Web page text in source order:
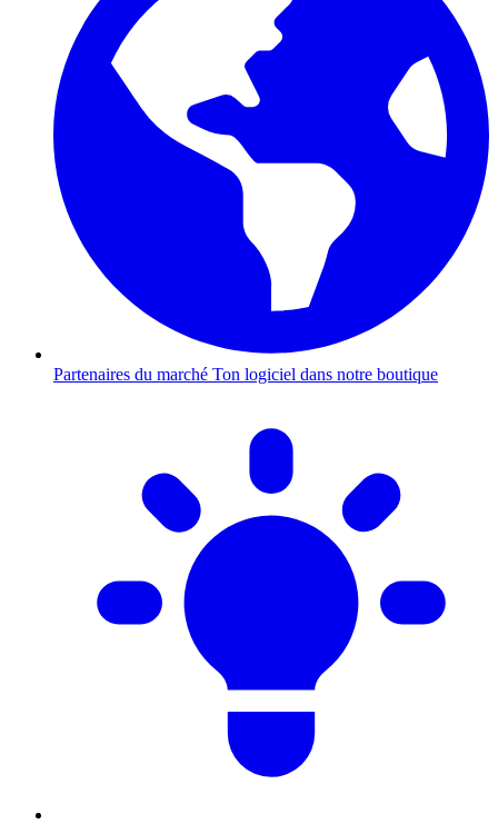
Partenaires du marché Ton logiciel dans notre boutique